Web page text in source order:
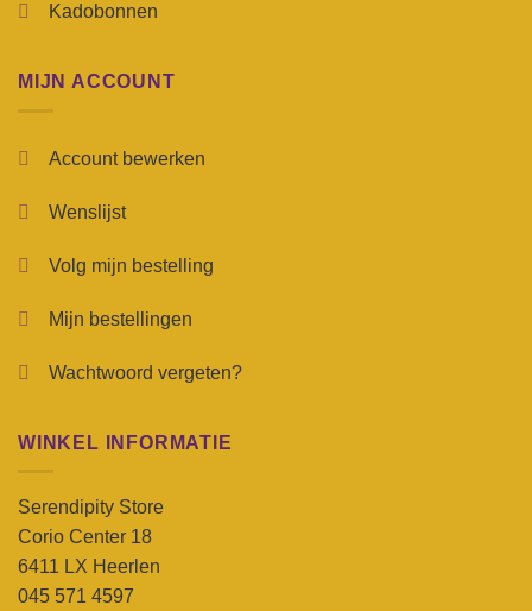
Kadobonnen
MIJN ACCOUNT
Account bewerken
Wenslijst
Volg mijn bestelling
Mijn bestellingen
Wachtwoord vergeten?
WINKEL INFORMATIE
Serendipity Store
Corio Center 18
6411 LX Heerlen
045 571 4597